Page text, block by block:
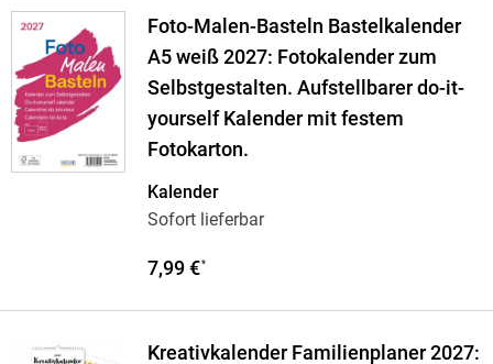
Foto-Malen-Basteln Bastelkalender
A5 weiß 2027: Fotokalender zum
Selbstgestalten. Aufstellbarer do-it-
yourself Kalender mit festem
Fotokarton.
Kalender
Sofort lieferbar
7,99 €*
Kreativkalender Familienplaner 2027: